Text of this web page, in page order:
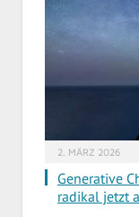
2. MÄRZ 2026
Generative
radikal jetzt